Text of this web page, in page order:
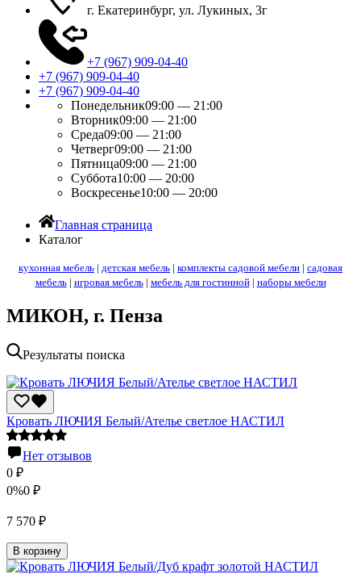
г. Екатеринбург, ул. Лукиных, 3г
+7 (967) 909-04-40
+7 (967) 909-04-40
+7 (967) 909-04-40
Понедельник09:00 — 21:00
Вторник09:00 — 21:00
Среда09:00 — 21:00
Четверг09:00 — 21:00
Пятница09:00 — 21:00
Суббота10:00 — 20:00
Воскресенье10:00 — 20:00
Главная страница
Каталог
кухонная мебель | детская мебель | комплекты садовой мебели | садовая
мебель| игровая мебель| мебель для гостинной| наборы мебели
МИКОН, г. Пенза
Результаты поиска
Кровать ЛЮЧИЯ Белый/Ателье светлое НАСТИЛ
Нет отзывов
0 ₽
0%0 ₽
7 570 ₽
В корзину